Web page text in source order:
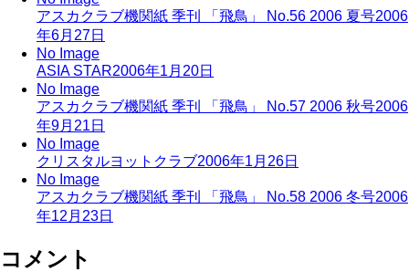
アスカクラブ機関紙 季刊 「飛鳥」 No.56 2006 夏号2006
年6月27日
No Image
ASIA STAR2006年1月20日
No Image
アスカクラブ機関紙 季刊 「飛鳥」 No.57 2006 秋号2006
年9月21日
No Image
クリスタルヨットクラブ2006年1月26日
No Image
アスカクラブ機関紙 季刊 「飛鳥」 No.58 2006 冬号2006
年12月23日
コメント